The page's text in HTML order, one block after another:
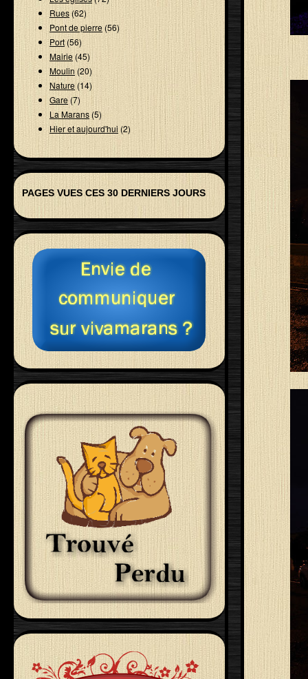
Rues(62)
Pont de pierre(56)
Port(56)
Mairie(45)
Moulin(20)
Nature(14)
Gare (7)
La Marans(5)
Hier et aujourd'hui (2)
PAGES VUES CES 30 DERNIERS JOURS